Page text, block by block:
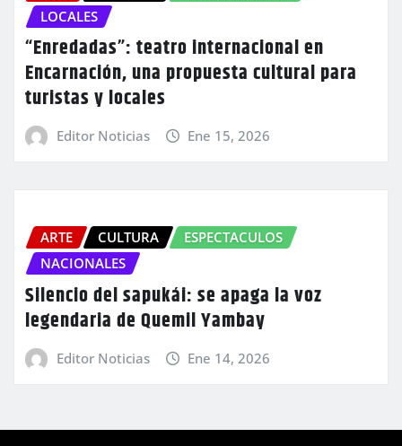
LOCALES
“Enredadas”: teatro internacional en
Encarnación, una propuesta cultural para
turistas y locales
Editor Noticias Ene 15, 2026
ARTE CULTURA
ESPECTACULOS
NACIONALES
Silencio del sapukái: se apaga la voz
legendaria de Quemil Yambay
Editor Noticias Ene 14, 2026